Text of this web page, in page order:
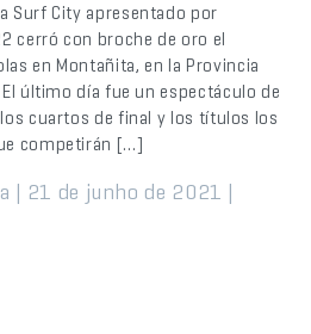
Surf City apresentado por
cerró con broche de oro el
en Montañita, en la Provincia
El último día fue un espectáculo de
cuartos de final y los títulos los
competirán […]
| 21 de junho de 2021 |